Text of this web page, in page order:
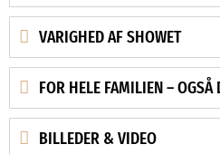
VARIGHED AF SHOWET
FOR HELE FAMILIEN – OGSÅ
BILLEDER & VIDEO